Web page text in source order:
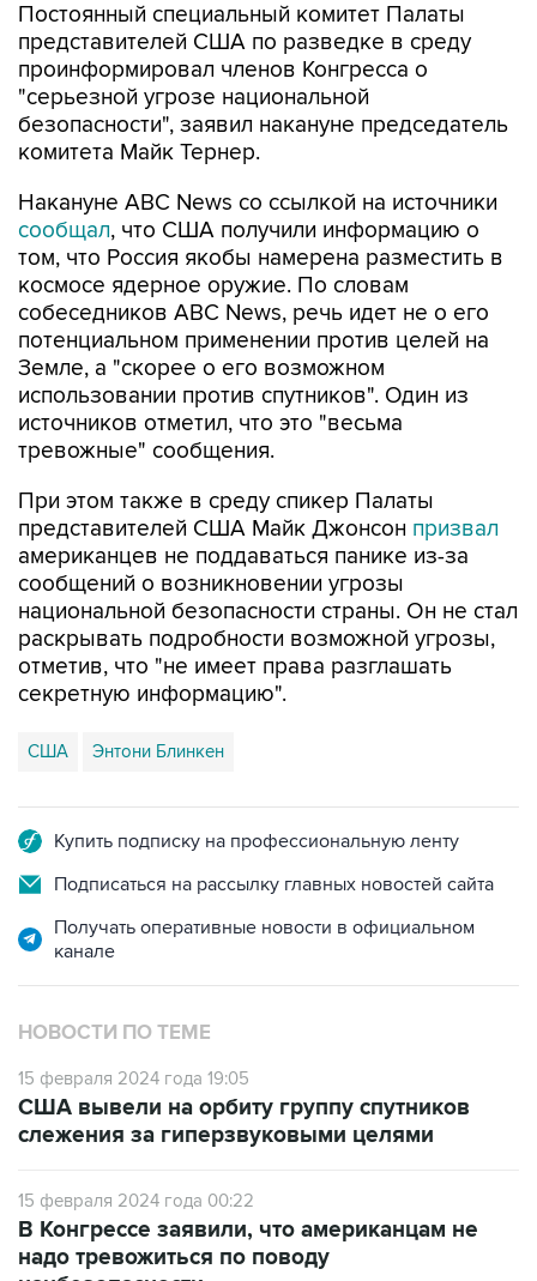
Постоянный специальный комитет Палаты
представителей США по разведке в среду
проинформировал членов Конгресса о
"серьезной угрозе национальной
безопасности", заявил накануне председатель
комитета Майк Тернер.
Накануне ABC News со ссылкой на источники
сообщал, что США получили информацию о
том, что Россия якобы намерена разместить в
космосе ядерное оружие. По словам
собеседников ABC News, речь идет не о его
потенциальном применении против целей на
Земле, а "скорее о его возможном
использовании против спутников". Один из
источников отметил, что это "весьма
тревожные" сообщения.
При этом также в среду спикер Палаты
представителей США Майк Джонсон призвал
американцев не поддаваться панике из-за
сообщений о возникновении угрозы
национальной безопасности страны. Он не стал
раскрывать подробности возможной угрозы,
отметив, что "не имеет права разглашать
секретную информацию".
США Энтони Блинкен
Купить подписку на профессиональную ленту
Подписаться на рассылку главных новостей сайта
Получать оперативные новости в официальном
канале
НОВОСТИ ПО ТЕМЕ
15 февраля 2024 года 19:05
США вывели на орбиту группу спутников
слежения за гиперзвуковыми целями
15 февраля 2024 года 00:22
В Конгрессе заявили, что американцам не
надо тревожиться по поводу